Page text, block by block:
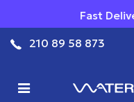
Fast
210 89 58 873